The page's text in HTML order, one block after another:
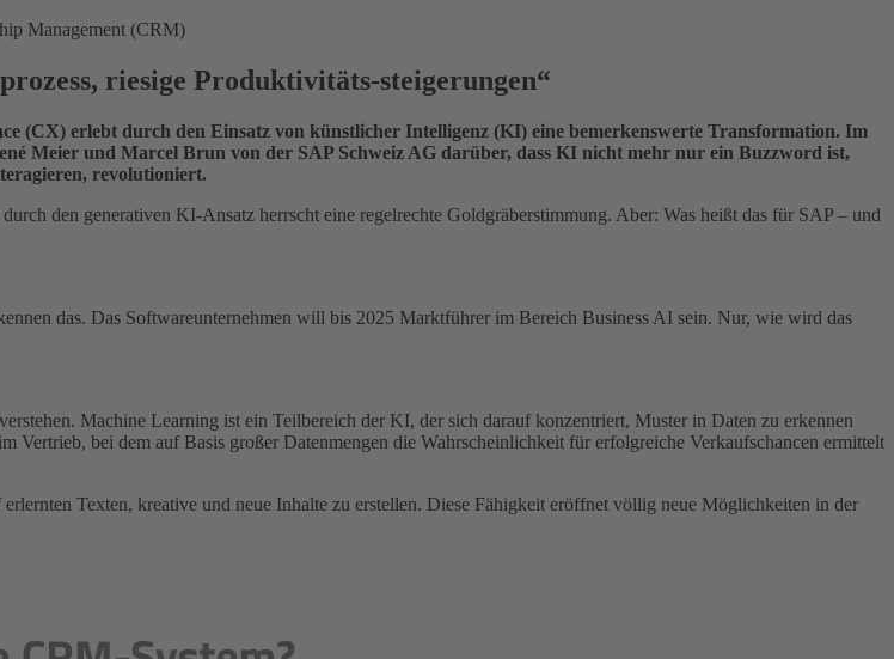
Management (CRM)
riesige Produktivitäts-steigerungen“
(CX) erlebt durch den Einsatz von künstlicher Intelligenz (KI) eine bemerkenswerte Transformation. Im
Meier und Marcel Brun von der SAP Schweiz AG darüber, dass KI nicht mehr nur ein Buzzword ist,
revolutioniert.
den generativen KI-Ansatz herrscht eine regelrechte Goldgräberstimmung. Aber: Was heißt das für SAP – und
das. Das Softwareunternehmen will bis 2025 Marktführer im Bereich Business AI sein. Nur, wie wird das
Machine Learning ist ein Teilbereich der KI, der sich darauf konzentriert, Muster in Daten zu erkennen
bei dem auf Basis großer Datenmengen die Wahrscheinlichkeit für erfolgreiche Verkaufschancen ermittelt
Texten, kreative und neue Inhalte zu erstellen. Diese Fähigkeit eröffnet völlig neue Möglichkeiten in der